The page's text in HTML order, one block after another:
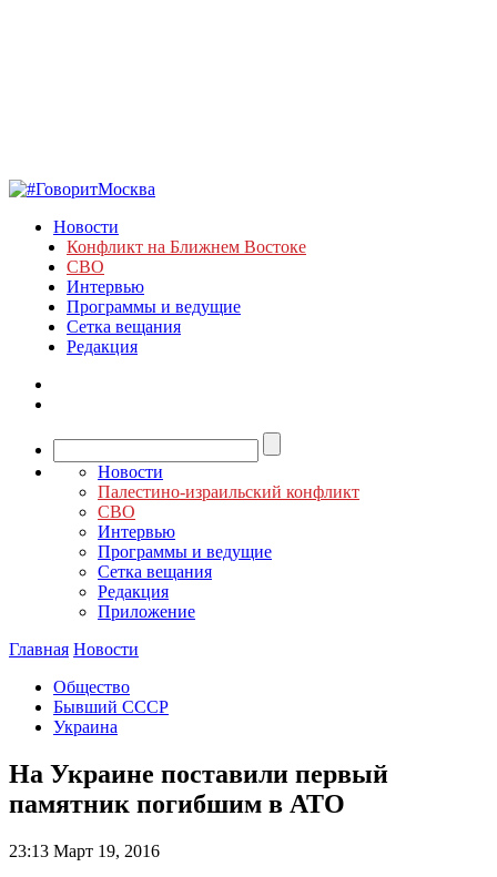
Новости
Конфликт на Ближнем Востоке
СВО
Интервью
Программы и ведущие
Сетка вещания
Редакция
Новости
Палестино-израильский конфликт
СВО
Интервью
Программы и ведущие
Сетка вещания
Редакция
Приложение
Главная Новости
Общество
Бывший СССР
Украина
На Украине поставили первый
памятник погибшим в АТО
23:13 Март 19, 2016